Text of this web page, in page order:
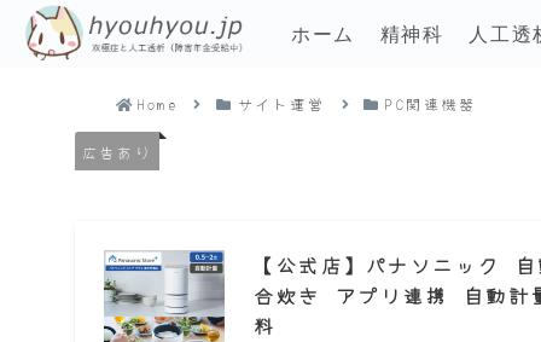
ホーム 精神科 人工透
Home サイト運営 PC関連機器
広告あり
【公式店】パナソニック
合炊き アプリ連携 自動
料